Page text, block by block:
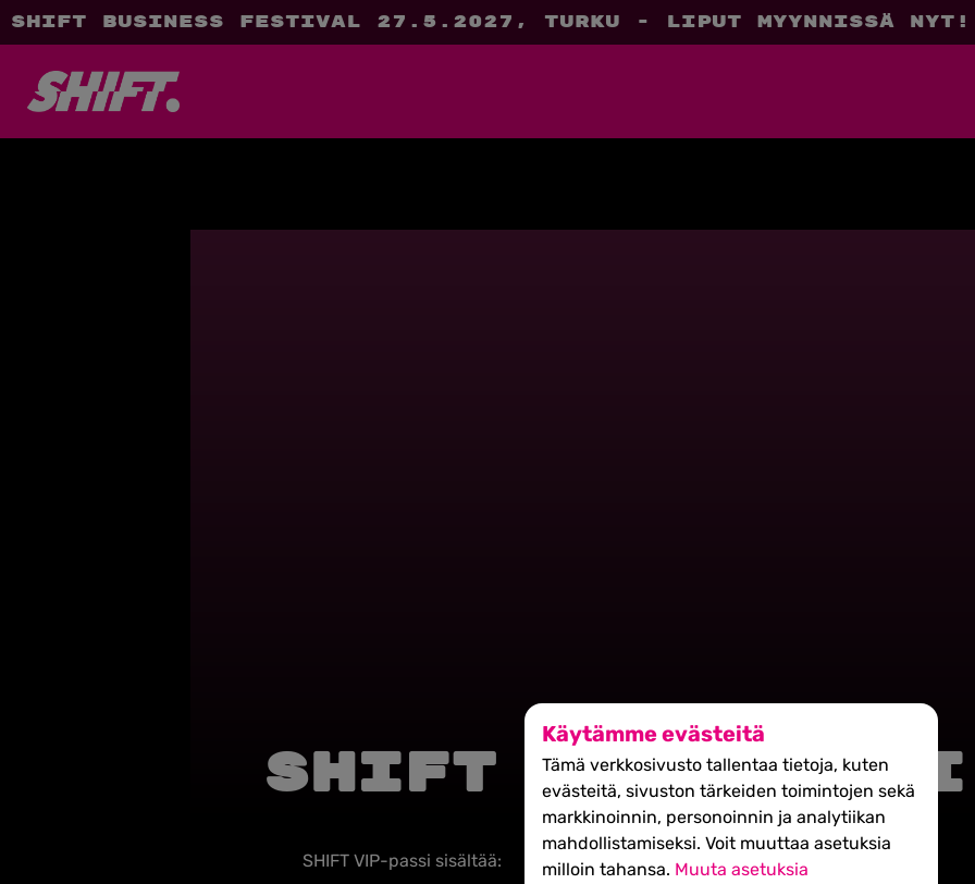
Käytämme evästeitä
Tämä verkkosivusto tallentaa tietoja, kuten
evästeitä, sivuston tärkeiden toimintojen sekä
markkinoinnin, personoinnin ja analytiikan
mahdollistamiseksi. Voit muuttaa asetuksia
milloin tahansa. Muuta asetuksia
SHIFT Business Festival 27.5.2027, Turku - liput myynnissä nyt!
SHIFT VIP
SHIFT VIP-passi sisältää: